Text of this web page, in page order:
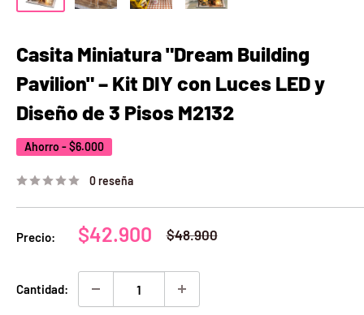
Casita Miniatura "Dream Building
Pavilion" – Kit DIY con Luces LED y
Diseño de 3 Pisos M2132
Ahorro -$6.000
0 reseña
Precio:
Precio
venta
$42.900
Precio
$48.900
Cantidad: